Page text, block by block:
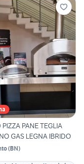
PIZZA PANE TEGLIA
GAS LEGNA IBRIDO
(BN)